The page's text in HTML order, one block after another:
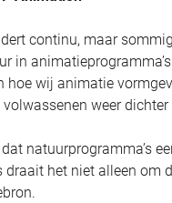
continu, maar
in
wij animatie
weer
natuurprogramma’s
het niet alleen om